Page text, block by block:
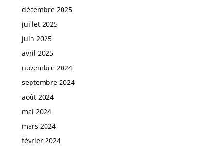
décembre 2025
juillet 2025
juin 2025
avril 2025
novembre 2024
septembre 2024
août 2024
mai 2024
mars 2024
février 2024